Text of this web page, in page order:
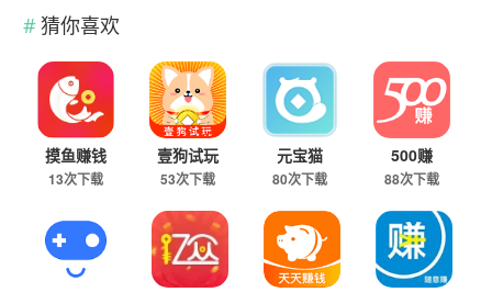
猜你喜欢
摸鱼赚钱
13次下载
壹狗试玩
53次下载
元宝猫
80次下载
500赚
88次下载